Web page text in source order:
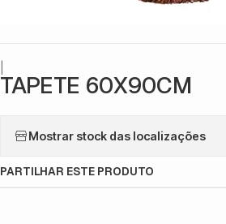
TAPETE 60X90CM
Mostrar stock das localizações
PARTILHAR ESTE PRODUTO